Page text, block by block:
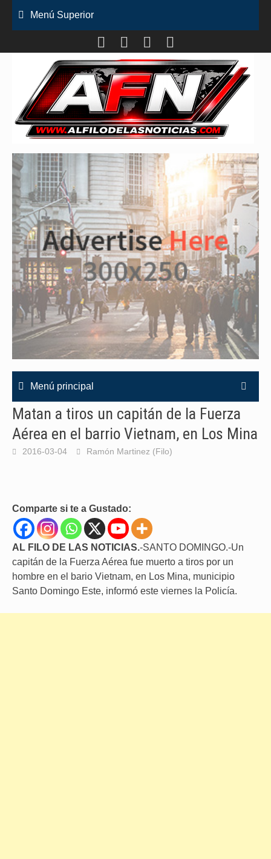
Menú Superior
Menú principal
Matan a tiros un capitán de la Fuerza
Aérea en el barrio Vietnam, en Los Mina
2016-03-04 Ramón Martinez (Filo)
Comparte si te a Gustado:
AL FILO DE LAS NOTICIAS.-SANTO DOMINGO.-Un
capitán de la Fuerza Aérea fue muerto a tiros por un
hombre en el bario Vietnam, en Los Mina, municipio
Santo Domingo Este, informó este viernes la Policía.